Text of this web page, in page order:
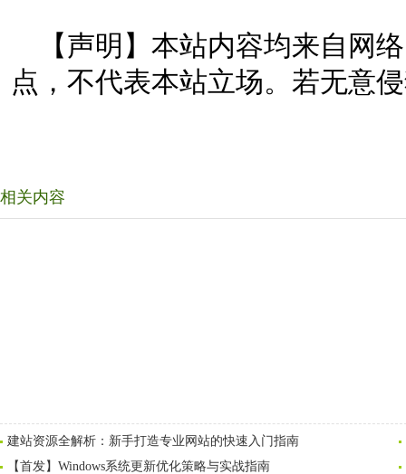
【声明】本站内容均来自网
点，不代表本站立场。若无意
相关内容
建站资源全解析：新手打造专业网站的快速入门指南
【首发】Windows系统更新优化策略与实战指南